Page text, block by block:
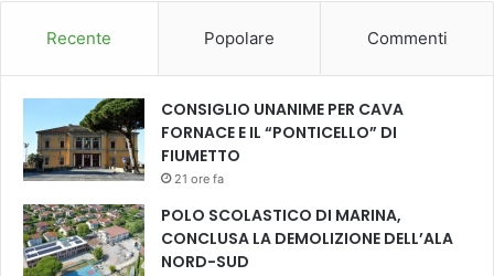
Recente Popolare Commenti
CONSIGLIO UNANIME PER CAVA
FORNACE E IL “PONTICELLO” DI
FIUMETTO
21 ore fa
POLO SCOLASTICO DI MARINA,
CONCLUSA LA DEMOLIZIONE DELL’ALA
NORD-SUD